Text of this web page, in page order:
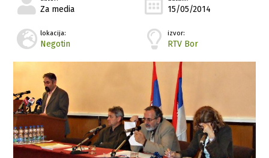
Za media 15/05/2014
lokacija:
Negotin
izvor:
RTV Bor